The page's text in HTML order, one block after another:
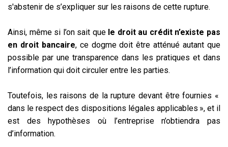
s'abstenir de s’expliquer sur les raisons de cette rupture.
Ainsi, même si l’on sait que le droit au crédit n’existe pas
en droit bancaire, ce dogme doit être atténué autant que
possible par une transparence dans les pratiques et dans
l’information qui doit circuler entre les parties.
Toutefois, les raisons de la rupture devant être fournies «
dans le respect des dispositions légales applicables », et il
est des hypothèses où l’entreprise n’obtiendra pas
d’information.